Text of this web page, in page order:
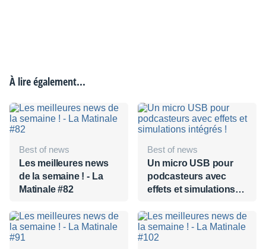
À lire également...
Best of news
Les meilleures news
de la semaine ! - La
Matinale #82
Best of news
Un micro USB pour
podcasteurs avec
effets et simulations